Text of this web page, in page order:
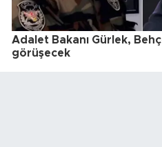
Adalet Bakanı Gürlek,
görüşecek